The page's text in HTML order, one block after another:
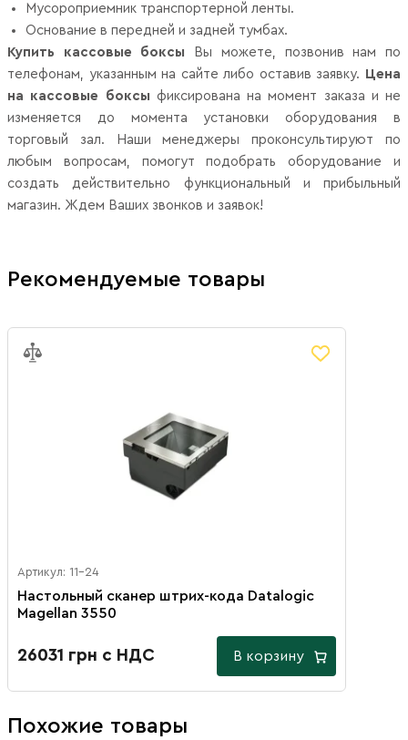
Мусороприемник транспортерной ленты.
Основание в передней и задней тумбах.
Купить кассовые боксы Вы можете, позвонив нам по
телефонам, указанным на сайте либо оставив заявку.
Цена
на кассовые боксы фиксирована на момент заказа и не
изменяется до момента установки оборудования в
торговый зал. Наши менеджеры проконсультируют по
любым вопросам, помогут подобрать оборудование и
создать действительно функциональный и прибыльный
магазин. Ждем Ваших звонков и заявок!
Рекомендуемые товары
Артикул: 11-24
Настольный сканер штрих-кода Datalogic
Magellan 3550
26031 грн с НДС В корзину
Похожие товары